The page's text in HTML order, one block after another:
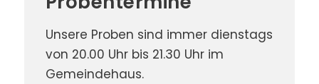
Unsere Proben sind immer dienstags
von 20.00 Uhr bis 21.30 Uhr im
Gemeindehaus.